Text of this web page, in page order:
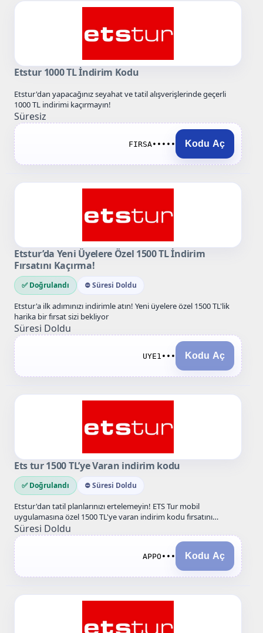
Etstur 1000 TL İndirim Kodu
Etstur'dan yapacağınız seyahat ve tatil alışverişlerinde geçerli
1000 TL indirimi kaçırmayın!
Süresiz
FIRSA••••• Kodu Aç
Etstur’da Yeni Üyelere Özel 1500 TL İndirim
Fırsatını Kaçırma!
✅ Doğrulandı ⛔ Süresi Doldu
Etstur'a ilk adımınızı indirimle atın! Yeni üyelere özel 1500 TL'lik
harika bir fırsat sizi bekliyor
Süresi Doldu
UYE1••• Kodu Aç
Ets tur 1500 TL’ye Varan indirim kodu
✅ Doğrulandı ⛔ Süresi Doldu
Etstur'dan tatil planlarınızı ertelemeyin! ETS Tur mobil
uygulamasına özel 1500 TL'ye varan indirim kodu fırsatını
kaçırmayın.
Süresi Doldu
APPO••• Kodu Aç